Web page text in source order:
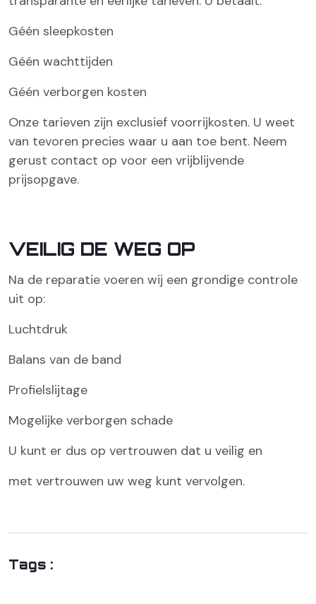
Géén sleepkosten
Géén wachttijden
Géén verborgen kosten
Onze tarieven zijn exclusief voorrijkosten. U weet
van tevoren precies waar u aan toe bent. Neem
gerust contact op voor een vrijblijvende
prijsopgave.
VEILIG DE WEG OP
Na de reparatie voeren wij een grondige controle
uit op:
Luchtdruk
Balans van de band
Profielslijtage
Mogelijke verborgen schade
U kunt er dus op vertrouwen dat u veilig en
met vertrouwen uw weg kunt vervolgen.
Tags :